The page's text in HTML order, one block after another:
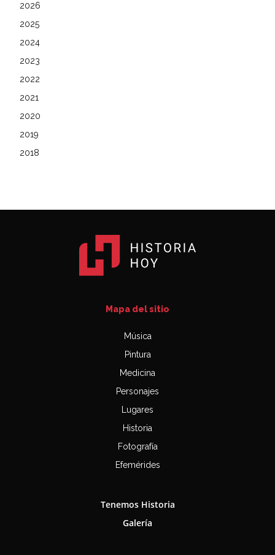
2026
2025
2024
2023
2022
2021
2020
2019
2018
Mapa del sitio
Música
Pintura
Medicina
Personajes
Lugares
Historia
Fotografía
Efemérides
Tenemos Historia
Galería